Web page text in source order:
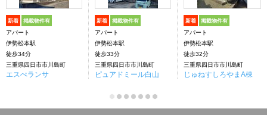
新着 掲載物件有
アパート
伊勢松本駅
徒歩34分
三重県四日市市川島町
エスぺランサ
新着 掲載物件有
アパート
伊勢松本駅
徒歩33分
三重県四日市市川島町
ピュアドミール白山
新着 掲載物件有
アパート
伊勢松本駅
徒歩32分
三重県四日市市川島町
じゅねすしろやまA棟